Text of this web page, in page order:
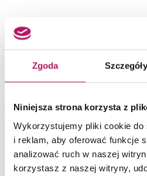
Zgoda Szczegóły
Niniejsza strona korzysta z
Wykorzystujemy pliki cookie do
i reklam, aby oferować funkcje
analizować ruch w naszej
korzystasz z naszej witryny,
NASZE
PRODUKTU
10.001/OLKB/SP
-9%